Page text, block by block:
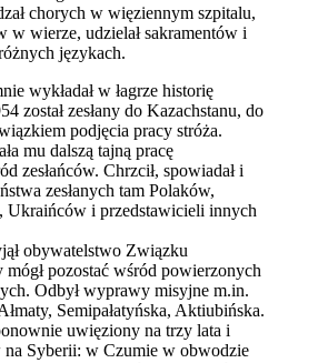
chorych w więziennym szpitalu,
w wierze, udzielał sakramentów i
językach.
wykładał w łagrze historię
został zesłany do Kazachstanu, do
podjęcia pracy stróża.
mu dalszą tajną pracę
zesłańców. Chrzcił, spowiadał i
zesłanych tam Polaków,
Ukraińców i przedstawicieli innych
obywatelstwo Związku
mógł pozostać wśród powierzonych
Odbył wyprawy misyjne m.in.
Semipałatyńska, Aktiubińska.
uwięziony na trzy lata i
na Syberii: w Czumie w obwodzie